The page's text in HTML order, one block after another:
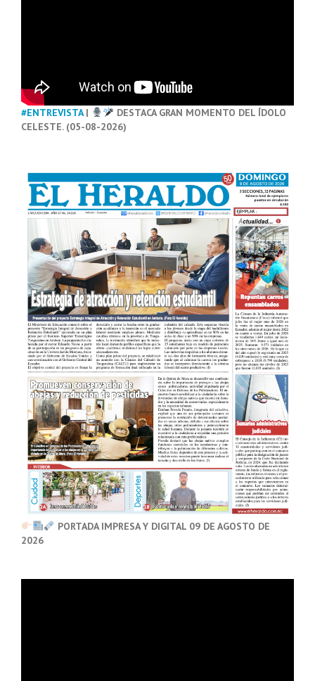
#ENTREVISTA|
DESTACA GRAN MOMENTO DEL ÍDOLO
CELESTE. (05-08-2026)
PORTADA IMPRESA Y DIGITAL 09 DE AGOSTO DE
2026